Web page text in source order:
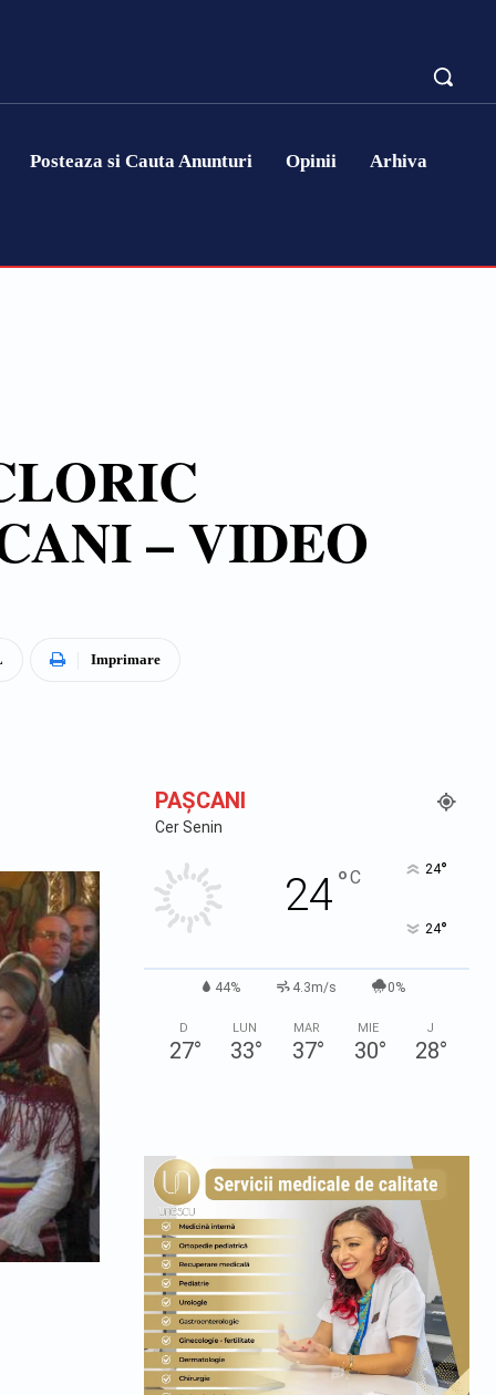
Posteaza si Cauta Anunturi Opinii Arhiva
– VIDEO
Imprimare
PAŞCANI
Cer Senin
24°C 24°
24°
44% 4.3m/s 0%
D
27°
LUN
33°
MAR
37°
MIE
30°
J
28°